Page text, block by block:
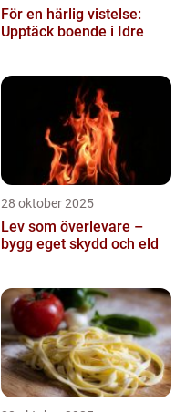
För en härlig vistelse:
Upptäck boende i Idre
28 oktober 2025
Lev som överlevare –
bygg eget skydd och eld